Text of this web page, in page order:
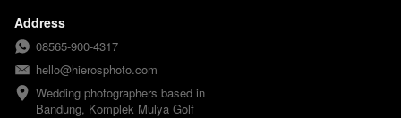
Address
08565-900-4317
hello@hierosphoto.com
Wedding photographers based in
Bandung, Komplek Mulya Golf